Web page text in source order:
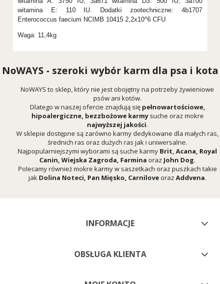
witamina E: 110 IU. Dodatki zootechniczne: 4b1707
Enterococcus faecium NCIMB 10415 2,2x10^6 CFU
Waga: 11,4kg
NoWAYS - szeroki wybór karm dla psa i kota
NoWAYS to sklep, który nie jest obojętny na potrzeby żywieniowe
psów ani kotów.
Dlatego w naszej ofercie znajdują się pełnowartościowe,
hipoalergiczne, bezzbożowe karmy suche oraz mokre
najwyższej jakości.
W sklepie dostępne są zarówno karmy dedykowane dla małych ras,
średnich ras oraz dużych ras jak i uniwersalne.
Najpopularniejszymi wyborami są suche karmy Brit, Acana, Royal
Canin, Wiejska Zagroda, Farmina oraz John Dog.
Polecamy również mokre karmy w saszetkach oraz puszkach takie
jak Dolina Noteci, Pan Mięsko, Carniloveoraz Addvena.
INFORMACJE
OBSŁUGA KLIENTA